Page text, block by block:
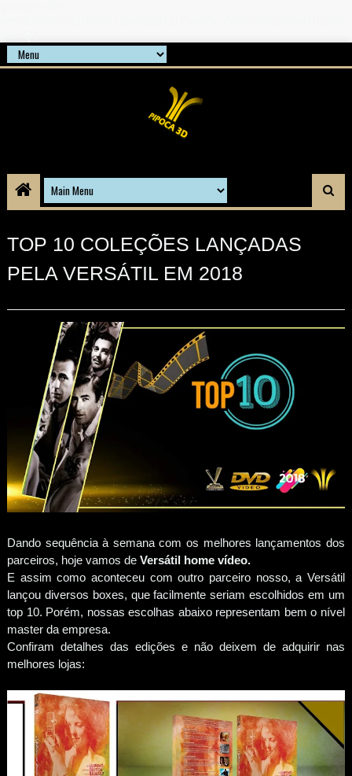
TOP 10 COLEÇÕES LANÇADAS
PELA VERSÁTIL EM 2018
Dando sequência à semana com os melhores lançamentos dos
parceiros, hoje vamos de Versátil home vídeo.
E assim como aconteceu com outro parceiro nosso, a Versátil
lançou diversos boxes, que facilmente seriam escolhidos em um
top 10. Porém, nossas escolhas abaixo representam bem o nível
master da empresa.
Confiram detalhes das edições e não deixem de adquirir nas
melhores lojas: